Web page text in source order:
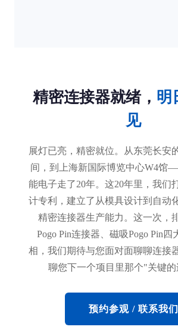
精密连接器就绪， 明
见
展灯已亮，精密就位。从东莞长安
间，到上海新国际博览中心W4馆
能电子走了20年。这20年里，我们
计专利，建立了从模具设计到自动
精密连接器生产能力。这一次，
Pogo Pin连接器、磁吸Pogo Pin四
相，我们期待与您面对面聊聊连接
聊您下一个项目里那个"关键的
预约参观 / 联系我们